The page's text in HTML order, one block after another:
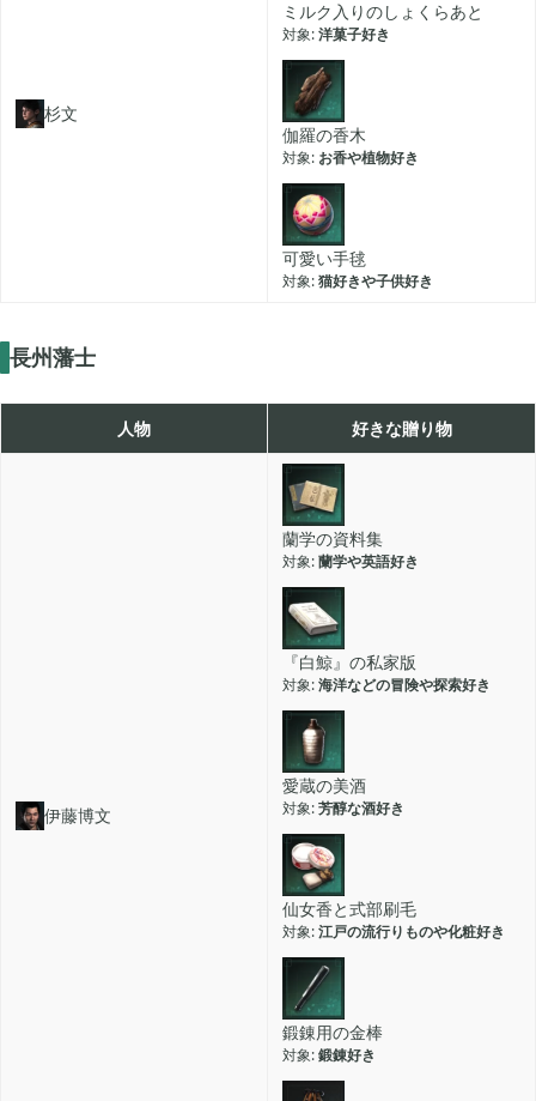
杉文
ミルク入りのしょくらあと
洋菓子好き
伽羅の香木
お香や植物好き
可愛い手毬
猫好きや子供好き
長州藩士
人物 好きな贈り物
伊藤博文
蘭学の資料集
蘭学や英語好き
『白鯨』の私家版
海洋などの冒険や探索好き
愛蔵の美酒
芳醇な酒好き
仙女香と式部刷毛
江戸の流行りものや化粧好き
鍛錬用の金棒
鍛錬好き